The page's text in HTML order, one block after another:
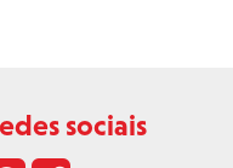
sociais